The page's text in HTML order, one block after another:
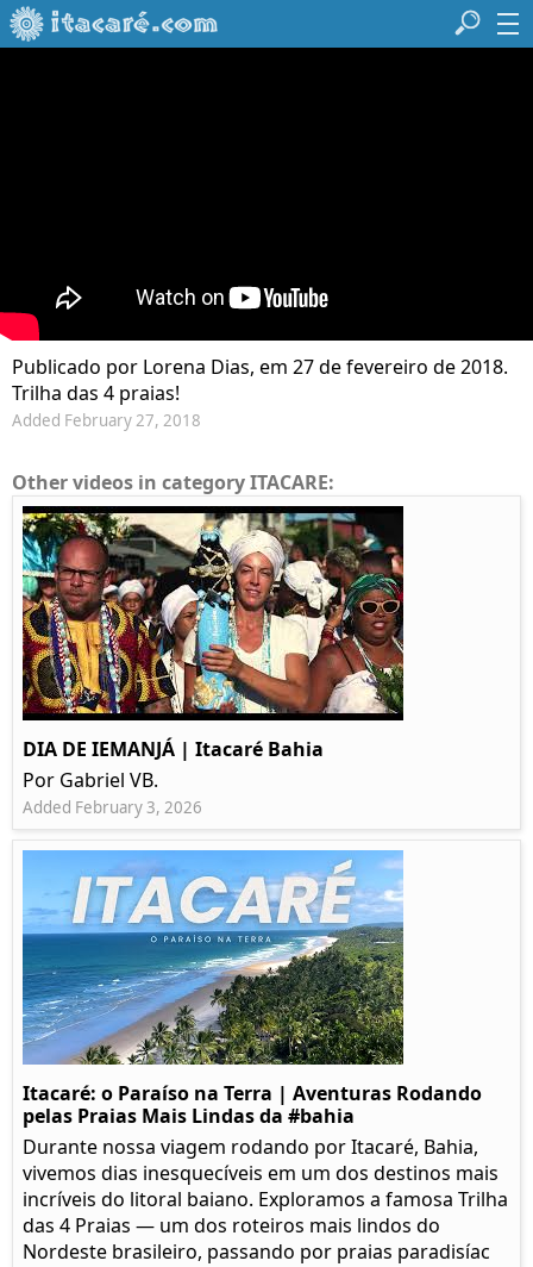
Publicado por Lorena Dias, em 27 de fevereiro de 2018.
Trilha das 4 praias!
Added February 27, 2018
Other videos in category ITACARE:
DIA DE IEMANJÁ | Itacaré Bahia
Por Gabriel VB.
Added February 3, 2026
Itacaré: o Paraíso na Terra | Aventuras Rodando
pelas Praias Mais Lindas da #bahia
Durante nossa viagem rodando por Itacaré, Bahia,
vivemos dias inesquecíveis em um dos destinos mais
incríveis do litoral baiano. Exploramos a famosa Trilha
das 4 Praias — um dos roteiros mais lindos do
Nordeste brasileiro, passando por praias paradisíac